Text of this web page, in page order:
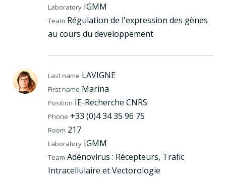
Laboratory IGMM
Team Régulation de l'expression des gènes
au cours du developpement
Last name LAVIGNE
First name Marina
Position IE-Recherche CNRS
Phone +33 (0)4 34 35 96 75
Room 217
Laboratory IGMM
Team Adénovirus : Récepteurs, Trafic
Intracellulaire et Vectorologie